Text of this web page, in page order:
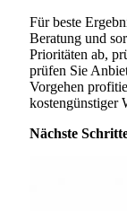
Für beste
Beratung und
Prioritäten ab,
prüfen Sie
Vorgehen
kostengünstiger
Nächste